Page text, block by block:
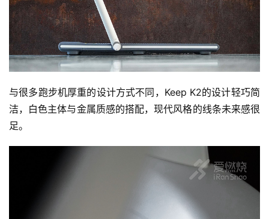
与很多跑步机厚重的设计方式不同，Keep K2的设计轻巧简
洁，白色主体与金属质感的搭配，现代风格的线条未来感很
足。